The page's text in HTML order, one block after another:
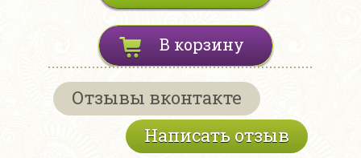
В корзину
Отзывы вконтакте
Написать отзыв